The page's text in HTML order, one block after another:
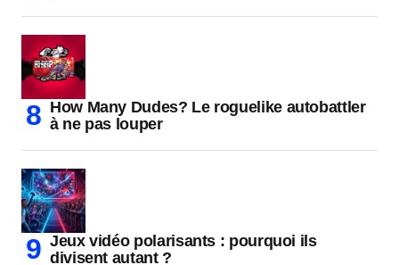
How Many Dudes? Le roguelike autobattler
à ne pas louper
Jeux vidéo polarisants : pourquoi ils
divisent autant ?